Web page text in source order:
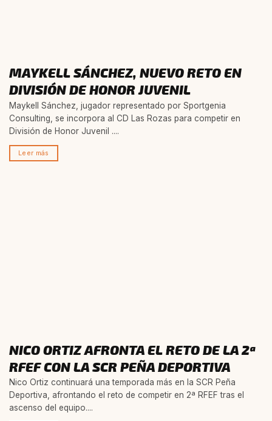
MAYKELL SÁNCHEZ, NUEVO RETO EN
DIVISIÓN DE HONOR JUVENIL
Maykell Sánchez, jugador representado por Sportgenia
Consulting, se incorpora al CD Las Rozas para competir en
División de Honor Juvenil ....
Leer más
NICO ORTIZ AFRONTA EL RETO DE LA 2ª
RFEF CON LA SCR PEÑA DEPORTIVA
Nico Ortiz continuará una temporada más en la SCR Peña
Deportiva, afrontando el reto de competir en 2ª RFEF tras el
ascenso del equipo....